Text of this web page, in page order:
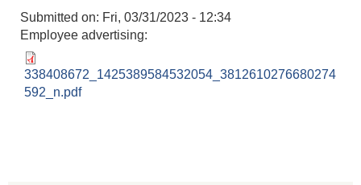
Submitted on: Fri, 03/31/2023 - 12:34
Employee advertising:
338408672_1425389584532054_3812610276680274
592_n.pdf